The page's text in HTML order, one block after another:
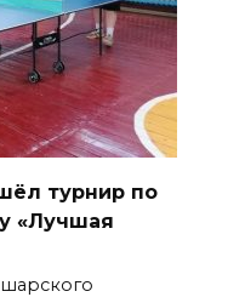
турнир по
«Лучшая